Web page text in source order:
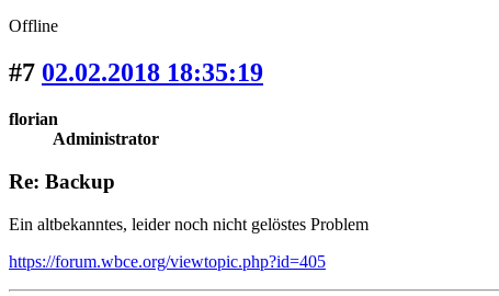
Offline
#7 02.02.2018 18:35:19
florian
Administrator
Re: Backup
Ein altbekanntes, leider noch nicht gelöstes Problem
https://forum.wbce.org/viewtopic.php?id=405